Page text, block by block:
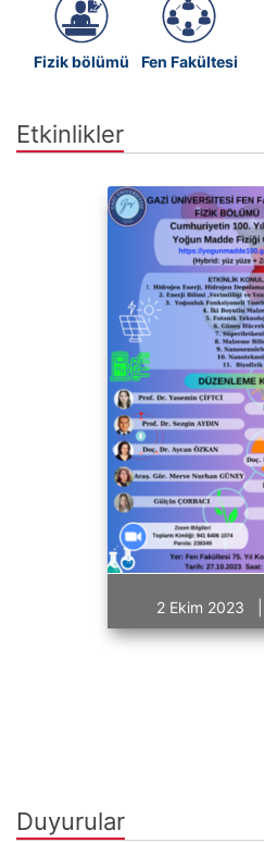
Fizik bölümü Fen Fakültesi
Etkinlikler
2 Ekim 2023 |
Duyurular